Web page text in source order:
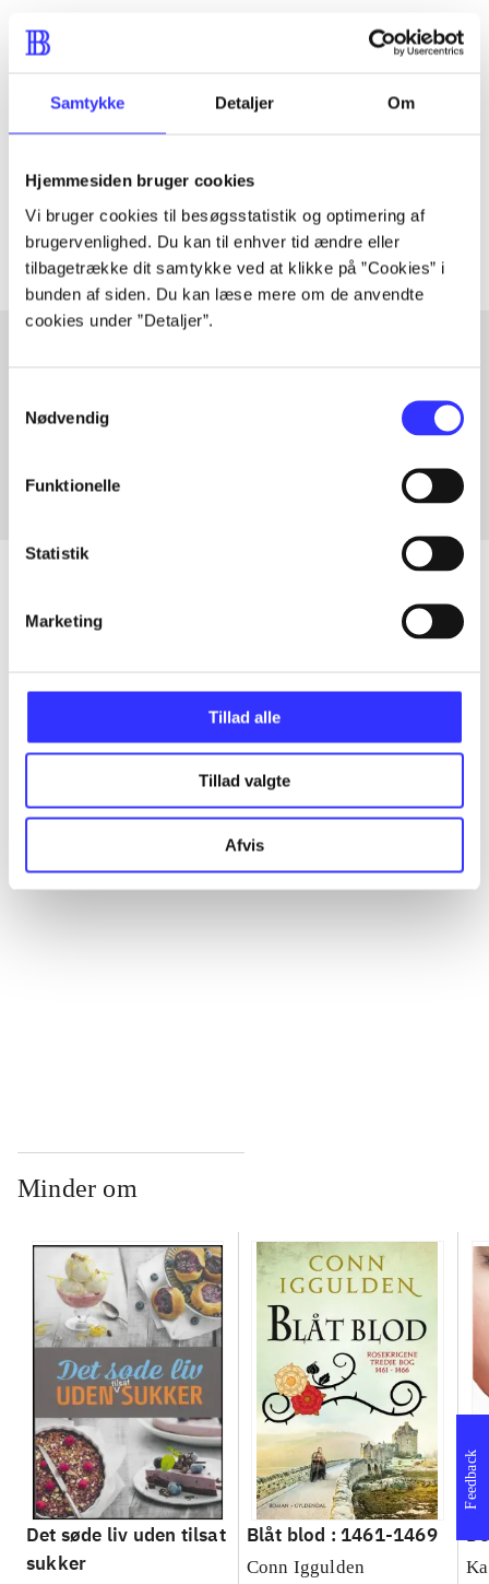
Samtykke Detaljer Om
Hjemmesiden bruger cookies
Vi bruger cookies til besøgsstatistik og optimering af
brugervenlighed. Du kan til enhver tid ændre eller
tilbagetrække dit samtykke ved at klikke på ”Cookies” i
bunden af siden. Du kan læse mere om de anvendte
cookies under ”Detaljer”.
Nødvendig
Funktionelle
Statistik
Marketing
Tillad alle
Tillad valgte
Afvis
Tidsskrift
Tidsskrift
Artiklerne ihandler ofte om
Fra
...
...
Minder om
Det søde liv uden tilsat
sukker
Blåt blod : 1461-1469
Conn Iggulden
Feedback